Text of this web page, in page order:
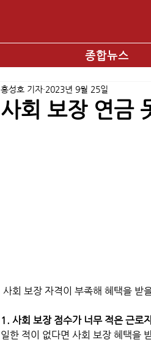
종합뉴스
사회 보장 연금
홍성호 기자 2023년 9월 25일
사회 보장 자격이 부족해 혜택을 받
1. 사회 보장 점수가 너무 적은 근로
일한 적이 없다면 사회 보장 혜택을